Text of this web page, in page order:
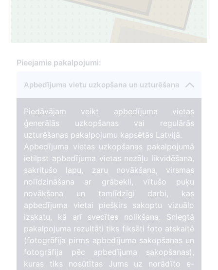
127
Pieejamie pakalpojumi:
Apbedījuma vietu uzkopšana un uzturēšana
Piedāvājam veikt apbedījuma vietas
ģenerālās uzkopšanas vai regulārās
uzturēšanas pakalpojumu kapsētās Latvijā.
Apbedījuma vietas uzkopšanas pakalpojumā
ietilpst apbedījuma vietas nezāļu likvidēšana,
sakritušo lapu, zaru novākšana, virsmas
nolīdzināšana ar grābekli, vītušo puķu
novākšana un tamlīdzīgi darbi, kas
apbedījuma vietai piešķirs sakoptu vizuālo
izskatu, kā arī svecītes nolikšana. Sniegtā
pakalpojuma rezultāti tiks fiksēti foto atskaitē
(fotogrāfija pirms apbedījuma sakopšanas un
fotogrāfija pēc apbedījuma sakopšanas),
kuras tiks nosūtītas Jums uz norādīto e-